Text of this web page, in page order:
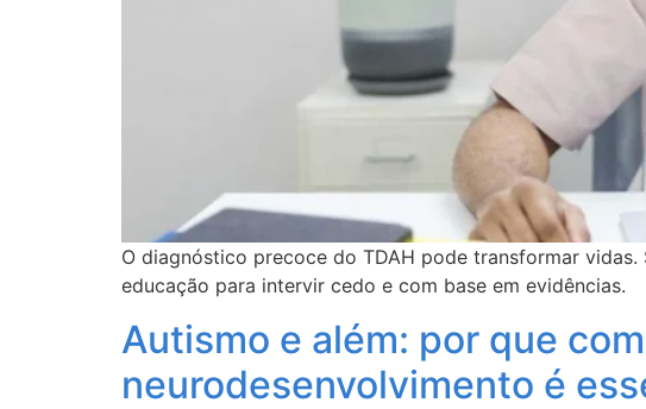
O diagnóstico precoce do TDAH pode transformar
educação para intervir cedo e com base em evidências.
Autismo e além: por que
neurodesenvolvimento é